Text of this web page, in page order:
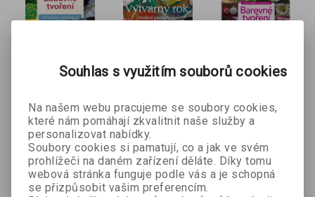
tvoření e-
kniha
Alena Isabella
Grimmichová
209 Kč
Výtvarný
rok e-kniha
Alena Isabella
Grimmichová
349 Kč
tvoření
Alena Isabella
Grimmichová
215 Kč 299 Kč
Souhlas s využitím souborů cookies
Na našem webu pracujeme se soubory cookies,
které nám pomáhají zkvalitnit naše služby a
personalizovat nabídky.
Soubory cookies si pamatují, co a jak ve svém
prohlížeči na daném zařízení děláte. Díky tomu
webová stránka funguje podle vás a je schopná
se přizpůsobit vašim preferencím.